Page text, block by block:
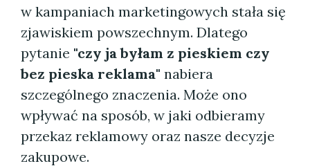
w kampaniach marketingowych stała się
zjawiskiem powszechnym. Dlatego
pytanie "czy ja byłam z pieskiem czy
bez pieska reklama" nabiera
szczególnego znaczenia. Może ono
wpływać na sposób, w jaki odbieramy
przekaz reklamowy oraz nasze decyzje
zakupowe.